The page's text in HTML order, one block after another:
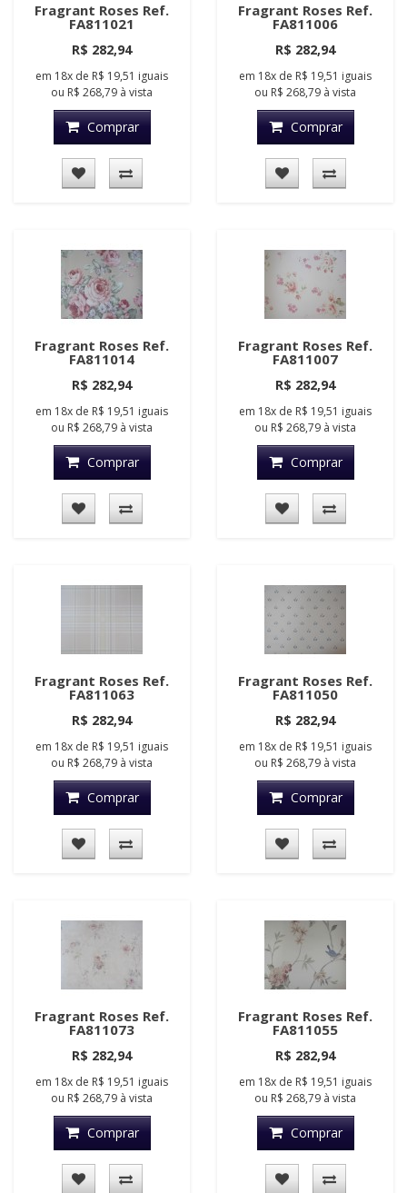
Fragrant Roses Ref.
FA811021
R$ 282,94
em 18x de R$ 19,51 iguais
ou R$ 268,79 à vista
Comprar
Fragrant Roses Ref.
FA811006
R$ 282,94
em 18x de R$ 19,51 iguais
ou R$ 268,79 à vista
Comprar
Fragrant Roses Ref.
FA811014
R$ 282,94
em 18x de R$ 19,51 iguais
ou R$ 268,79 à vista
Comprar
Fragrant Roses Ref.
FA811007
R$ 282,94
em 18x de R$ 19,51 iguais
ou R$ 268,79 à vista
Comprar
Fragrant Roses Ref.
FA811063
R$ 282,94
em 18x de R$ 19,51 iguais
ou R$ 268,79 à vista
Comprar
Fragrant Roses Ref.
FA811050
R$ 282,94
em 18x de R$ 19,51 iguais
ou R$ 268,79 à vista
Comprar
Fragrant Roses Ref.
FA811073
R$ 282,94
em 18x de R$ 19,51 iguais
ou R$ 268,79 à vista
Comprar
Fragrant Roses Ref.
FA811055
R$ 282,94
em 18x de R$ 19,51 iguais
ou R$ 268,79 à vista
Comprar